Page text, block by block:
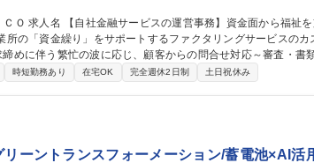
える/未経験可/リ
めに伴う繁忙の波に応じ、顧客からの問合せ対応～審査・書
の有無や過去実績に基づくデータ整合性確認、審査通過後の買
事務管理業務:書類作成・郵送・保管■フロー改善・マニュアル化 募集職
金面から福祉を支える/未経験可/リモート可
時短勤務あり 在宅OK 完全週休2日制 土日祝休み
リーントランスフォーメーション/蓄電池×AI活